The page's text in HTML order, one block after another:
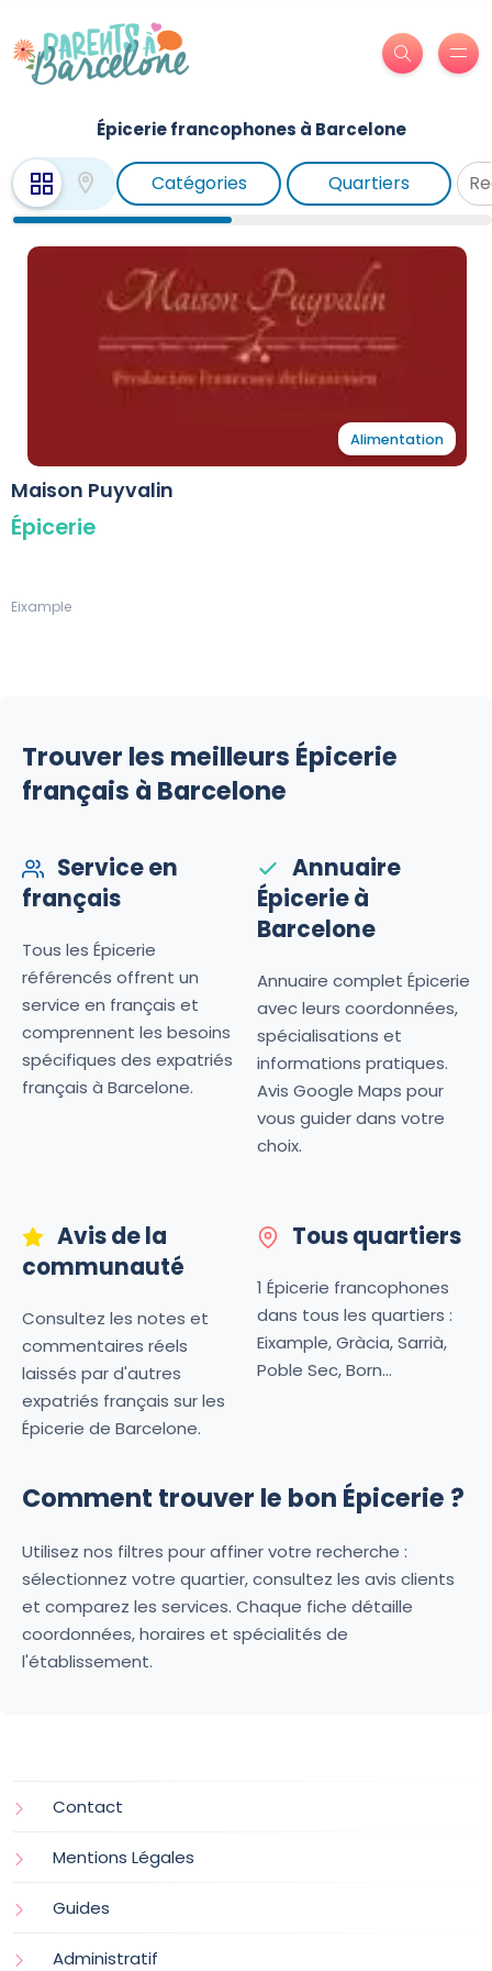
Épicerie francophones à Barcelone
Catégories Quartiers
Alimentation
Maison Puyvalin
Épicerie
Eixample
Trouver les meilleurs Épicerie
français à Barcelone
Service en
français
Tous les Épicerie
référencés offrent un
service en français et
comprennent les besoins
spécifiques des expatriés
français à Barcelone.
Annuaire
Épicerie à
Barcelone
Annuaire complet Épicerie
avec leurs coordonnées,
spécialisations et
informations pratiques.
Avis Google Maps pour
vous guider dans votre
choix.
Avis de la
communauté
Consultez les notes et
commentaires réels
laissés par d'autres
expatriés français sur les
Épicerie de Barcelone.
Tous quartiers
1 Épicerie francophones
dans tous les quartiers :
Eixample, Gràcia, Sarrià,
Poble Sec, Born...
Comment trouver le bon Épicerie ?
Utilisez nos filtres pour affiner votre recherche :
sélectionnez votre quartier, consultez les avis clients
et comparez les services. Chaque fiche détaille
coordonnées, horaires et spécialités de
l'établissement.
Contact
Mentions Légales
Guides
Administratif